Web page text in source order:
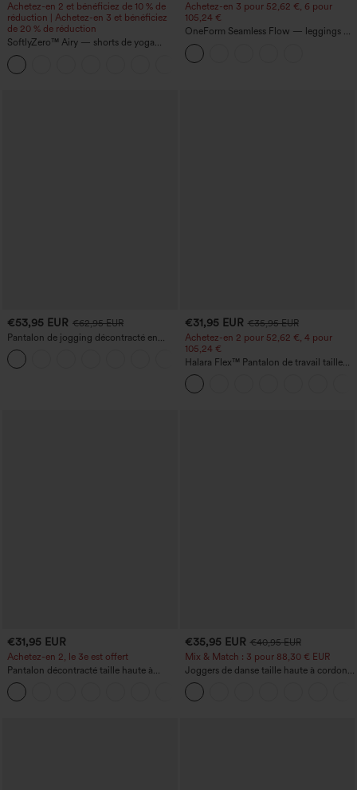
Achetez-en 2 et bénéficiez de 10 % de
réduction | Achetez-en 3 et bénéficiez
de 20 % de réduction
SoftlyZero™ Airy — shorts de yoga
super taille haute 2-en-1 InstantCool
avec poches
Achetez-en 3 pour 52,62 €, 6 pour
105,24 €
OneForm Seamless Flow — leggings de
yoga sans coutures, taille mi-haute, effet
gainant pour le ventre et liftant pour les
fesses
€53,95 EUR €62,95 EUR
Pantalon de jogging décontracté en
French terry à imprimé denim, taille mi-
haute, style jean, avec poches
€31,95 EUR €35,95 EUR
Achetez-en 2 pour 52,62 €, 4 pour
105,24 €
Halara Flex™ Pantalon de travail taille
haute sculptant la silhouette, gainant la
taille, avec poches, jambe large en
micro-gaufre
€31,95 EUR
Achetez-en 2, le 3e est offert
Pantalon décontracté taille haute à
cordon, coupe large en mélange de lin,
avec poches
€35,95 EUR €40,95 EUR
Mix & Match : 3 pour 88,30 € EUR
Joggers de danse taille haute à cordon,
effet froncé, coupe fuselée, à séchage
rapide et toucher frais, avec poches —
UPF40+